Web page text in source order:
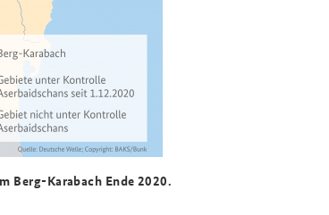
Berg-Karabach Ende 2020.